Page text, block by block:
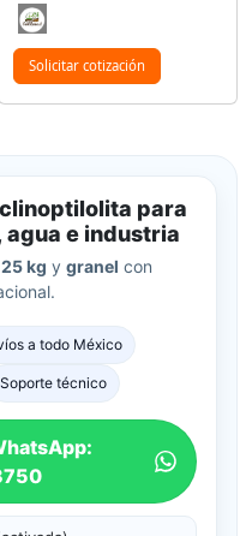
Solicitar cotización
para
e industria
kg y granel con
a todo México
Soporte técnico